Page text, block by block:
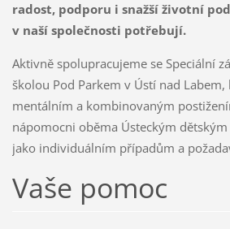
radost, podporu i snažší životní
v naší společnosti potřebují.
Aktivně spolupracujeme se Speciální
školou Pod Parkem v Ústí nad
mentálním a kombinovaným
nápomocni oběma Ústeckým
jako individuálním případům a
Vaše pomoc